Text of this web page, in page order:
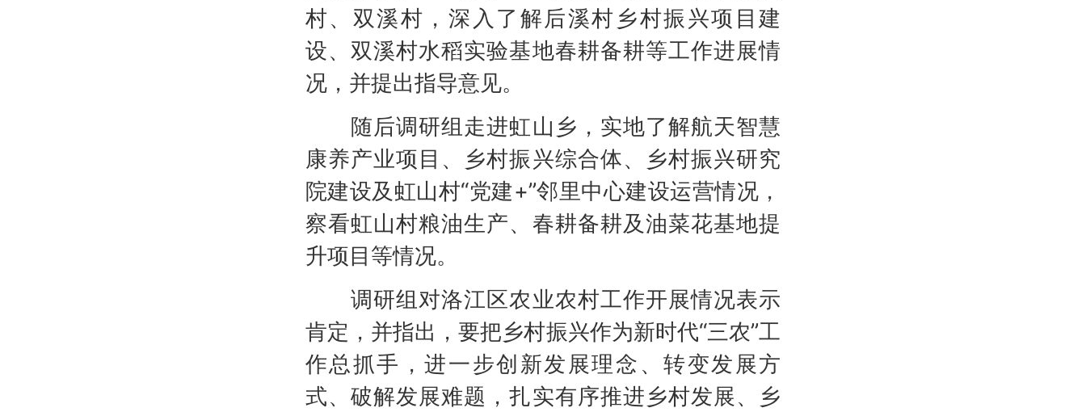
村、双溪村，深入了解后溪村乡村振兴项目建
设、双溪村水稻实验基地春耕备耕等工作进展情
况，并提出指导意见。
随后调研组走进虹山乡，实地了解航天智慧
康养产业项目、乡村振兴综合体、乡村振兴研究
院建设及虹山村“党建+”邻里中心建设运营情况，
察看虹山村粮油生产、春耕备耕及油菜花基地提
升项目等情况。
调研组对洛江区农业农村工作开展情况表示
肯定，并指出，要把乡村振兴作为新时代“三农”工
作总抓手，进一步创新发展理念、转变发展方
式、破解发展难题，扎实有序推进乡村发展、乡